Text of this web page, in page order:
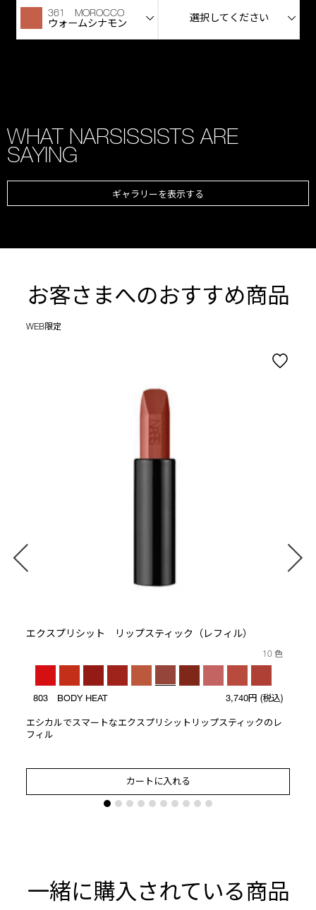
361 MOROCCO
ウォームシナモン 選択してください
WHAT NARSISSISTS ARE
SAYING
ギャラリーを表示する
お客さまへのおすすめ商品
WEB限定
エクスプリシット リップスティック（レフィル）
10 色
803 BODY HEAT 3,740円 (税込)
エシカルでスマートなエクスプリシットリップスティックのレ
フィル
カートに入れる
一緒に購入されている商品